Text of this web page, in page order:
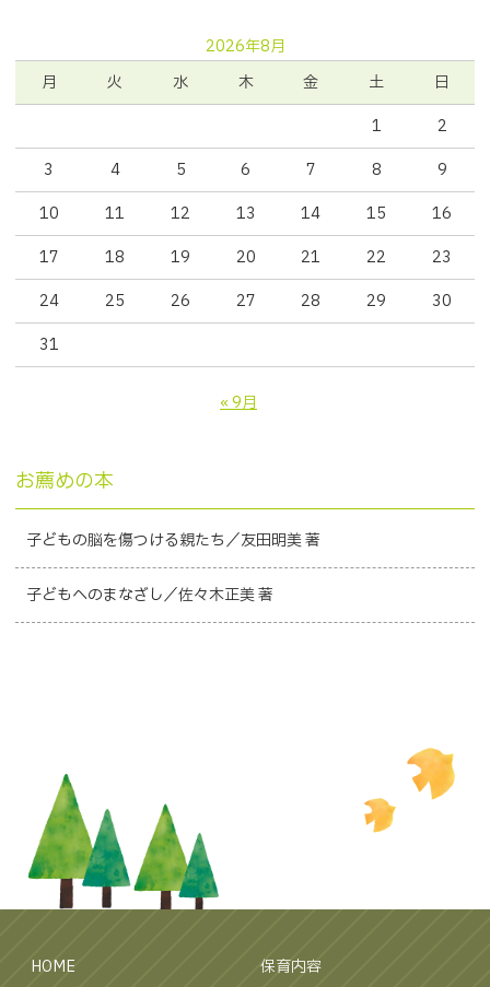
2026年8月
月
火 水 木 金 土
日
1
2
3
4 5 6 7 8
9
10
11 12 13 14 15
16
17
18 19 20 21 22
23
24
25 26 27 28 29
30
31
« 9月
お薦めの本
子どもの脳を傷つける親たち／友田明美 著
子どもへのまなざし／佐々木正美 著
HOME
保育内容